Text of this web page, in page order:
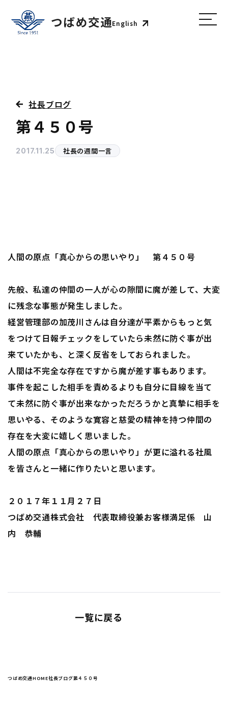
English
社長ブログ
第４５０号
2017.11.25 社長の週間一言
人間の原点「真心からの思いやり」 第４５０号
先般、私達の仲間の一人が心の隙間に魔が差して、大変
に残念な事態が発生しました。
経営管理部の加茂川さんは自分達が平素からもっと気
をつけて日報チェックをしていたら未然に防ぐ事が出
来ていたかも、と深く反省をしておられました。
人間は不完全な存在ですから魔が差す事もあります。
事件を起こした相手を責めるよりも自分に目線を当て
て未然に防ぐ事が出来なかっただろうかと真摯に相手を
思いやる、そのような寛容と慈愛の精神を持つ仲間の
存在を大変に嬉しく思いました。
人間の原点「真心からの思いやり」が更に溢れる社風
を皆さんと一緒に作りたいと思います。
２０１７年１１月２７日
つばめ交通株式会社 代表取締役兼お客様満足係 山
内 恭輔
一覧に戻る
つばめ交通HOME社長ブログ第４５０号